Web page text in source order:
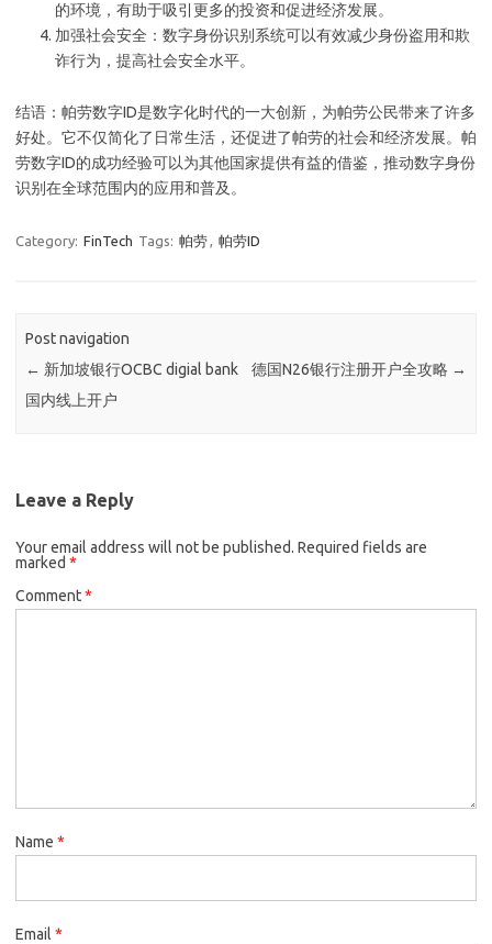
的环境，有助于吸引更多的投资和促进经济发展。
加强社会安全：数字身份识别系统可以有效减少身份盗用和欺
诈行为，提高社会安全水平。
结语：帕劳数字ID是数字化时代的一大创新，为帕劳公民带来了许多
好处。它不仅简化了日常生活，还促进了帕劳的社会和经济发展。帕
劳数字ID的成功经验可以为其他国家提供有益的借鉴，推动数字身份
识别在全球范围内的应用和普及。
Category: FinTech Tags: 帕劳, 帕劳ID
Post navigation
← 新加坡银行OCBC digial bank
国内线上开户
德国N26银行注册开户全攻略 →
Leave a Reply
Your email address will not be published. Required fields are
marked *
Comment*
Name *
Email *